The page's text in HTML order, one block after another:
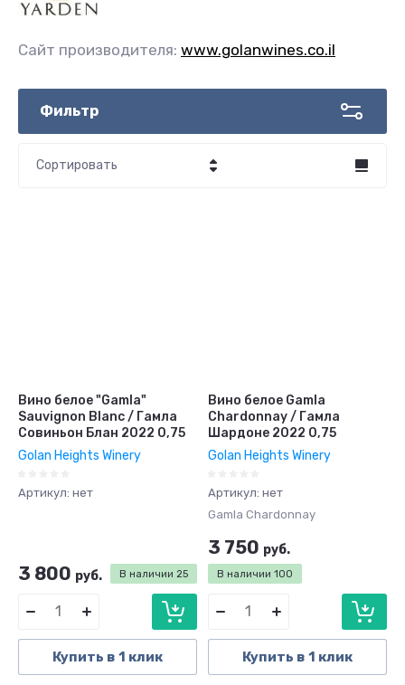
Сайт производителя: www.golanwines.co.il
Фильтр
Сортировать
Вино белое "Gamla"
Sauvignon Blanс / Гамла
Совиньон Блан 2022 0,75
Golan Heights Winery
Артикул: нет
В наличии 25
3 800 руб.
Купить в 1 клик
Вино белое Gamla
Chardonnay / Гамла
Шардоне 2022 0,75
Golan Heights Winery
Артикул: нет
Gamla Chardonnay
В наличии 100
3 750 руб.
Купить в 1 клик